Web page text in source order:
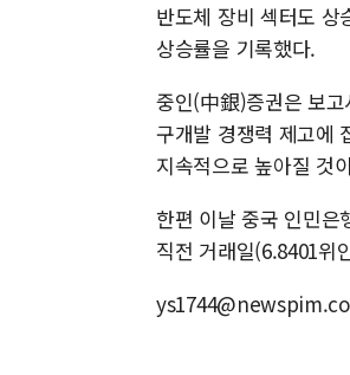
반도체 장비 섹터도
상승률을 기록했다.
중인(中銀)증권은 보
구개발 경쟁력 제고에
지속적으로 높아질 것
한편 이날 중국 인민은
직전 거래일(6.8401위